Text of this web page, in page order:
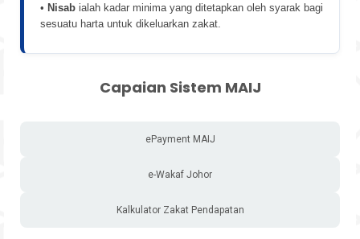
• Nisab ialah kadar minima yang ditetapkan oleh syarak bagi
sesuatu harta untuk dikeluarkan zakat.
Capaian Sistem MAIJ
ePayment MAIJ
e-Wakaf Johor
Kalkulator Zakat Pendapatan